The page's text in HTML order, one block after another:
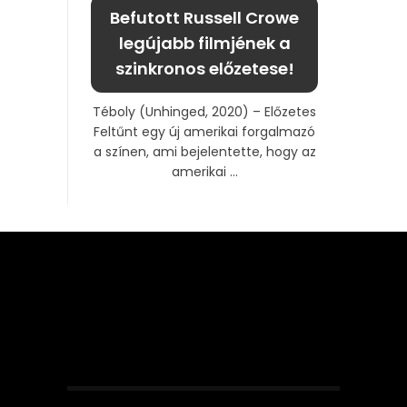
Befutott Russell Crowe
legújabb filmjének a
szinkronos előzetese!
Téboly (Unhinged, 2020) – Előzetes
Feltűnt egy új amerikai forgalmazó
a színen, ami bejelentette, hogy az
amerikai ...